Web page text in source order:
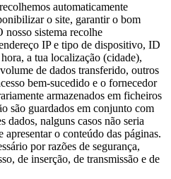
automaticamente
o site, garantir o bom
nosso sistema recolhe
IP e tipo de dispositivo, ID
a tua localização (cidade),
de dados transferido, outros
bem-sucedido e o fornecedor
armazenados em ficheiros
são guardados em conjunto com
dados, nalguns casos não seria
apresentar o conteúdo das páginas.
por razões de segurança,
de inserção, de transmissão e de